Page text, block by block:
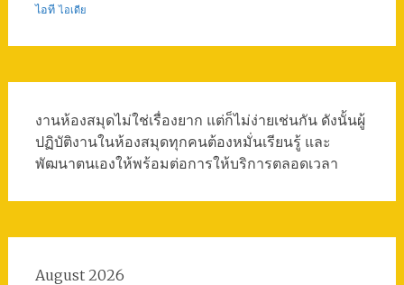
ไอที ไอเดีย
งานห้องสมุดไม่ใช่เรื่องยาก แต่ก็ไม่ง่ายเช่นกัน ดังนั้นผู้
ปฏิบัติงานในห้องสมุดทุกคนต้องหมั่นเรียนรู้ และ
พัฒนาตนเองให้พร้อมต่อการให้บริการตลอดเวลา
August 2026